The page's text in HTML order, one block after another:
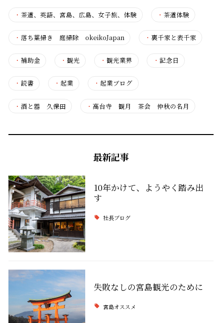
・ 茶道、英語、宮島、広島、女子旅、体験 ・茶道体験
・ 落ち葉掃き 庭掃除 okeikoJapan ・裏千家と表千家
・ 補助金 ・観光 ・観光業界 ・ 記念日
・ 読書 ・起業 ・起業ブログ
・ 酒と器 久保田 ・高台寺 観月 茶会 仲秋の名月
最新記事
10年かけて、ようやく踏み出
す
社長ブログ
失敗なしの宮島観光のために
宮島オススメ